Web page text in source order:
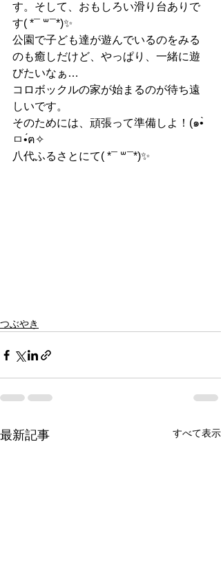
す。そして、おもしろい滑り台ありで
す( *¯ ꒳¯*)✨
公園で子ども達が遊んでいるのをみる
のも癒しだけど、やっぱり、一緒に遊
びたいなぁ…
コロボックルの家が始まるのが待ち遠
しいです。
そのためには、頑張って準備しよ！(๑•̀
ㅁ•́ฅ✧
八代ふるさとにて( *¯ ꒳¯*)✨
つぶやき
最新記事 すべて表示